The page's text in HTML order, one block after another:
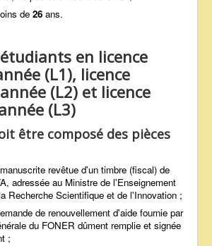
de 26 ans.
en licence
(L1), licence
(L2) et licence
(L3)
être composé des pièces
revêtue d'un timbre (fiscal) de
adressée au Ministre de l'Enseignement
Recherche Scientifique et de l'Innovation ;
de renouvellement d'aide fournie par
du FONER dûment remplie et signée
;